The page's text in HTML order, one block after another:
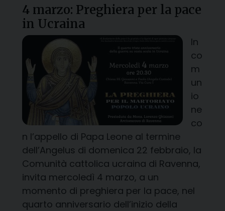
4 marzo: Preghiera per la pace
in Ucraina
In
co
m
un
io
ne
co
n l’appello di Papa Leone al termine
dell’Angelus di domenica 22 febbraio, la
Comunità cattolica ucraina di Ravenna,
invita mercoledì 4 marzo, a un
momento di preghiera per la pace, nel
quarto anniversario dell’inizio della